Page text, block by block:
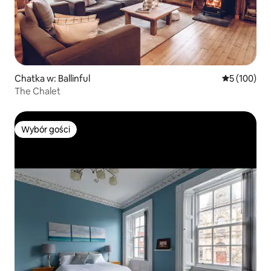
Chatka w: Ballinful Średnia
5 (100)
The Chalet
Wybór gości
Wybór gości